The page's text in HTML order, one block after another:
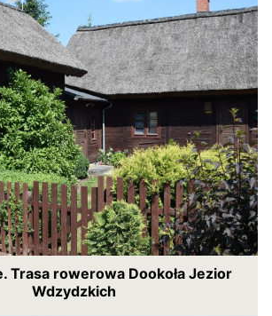
Trasa rowerowa Dookoła Jezior
Wdzydzkich